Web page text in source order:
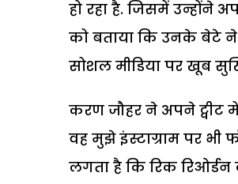
हो रहा है. जिसमें उन्होंने
को बताया कि उनके बेटे
सोशल मीडिया पर खूब
करण जौहर ने अपने
वह मुझे इंस्टाग्राम पर भी
लगता है कि रिक